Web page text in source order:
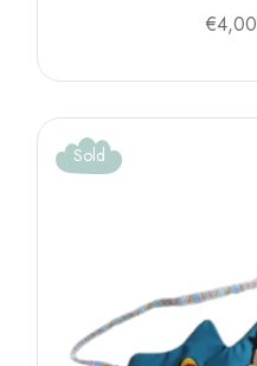
€4,00
Sold